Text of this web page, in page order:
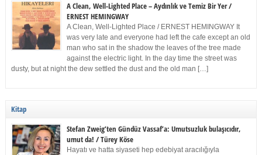
A Clean, Well-Lighted Place – Aydınlık ve Temiz Bir Yer /
ERNEST HEMINGWAY
A Clean, Well-Lighted Place / ERNEST HEMINGWAY It
was very late and everyone had left the cafe except an old
man who sat in the shadow the leaves of the tree made
against the electric light. In the day time the street was
dusty, but at night the dew settled the dust and the old man […]
Kitap
Stefan Zweig’ten Gündüz Vassaf’a: Umutsuzluk bulaşıcıdır,
umut da! / Türey Köse
Hayatı ve hatta siyaseti hep edebiyat aracılığıyla